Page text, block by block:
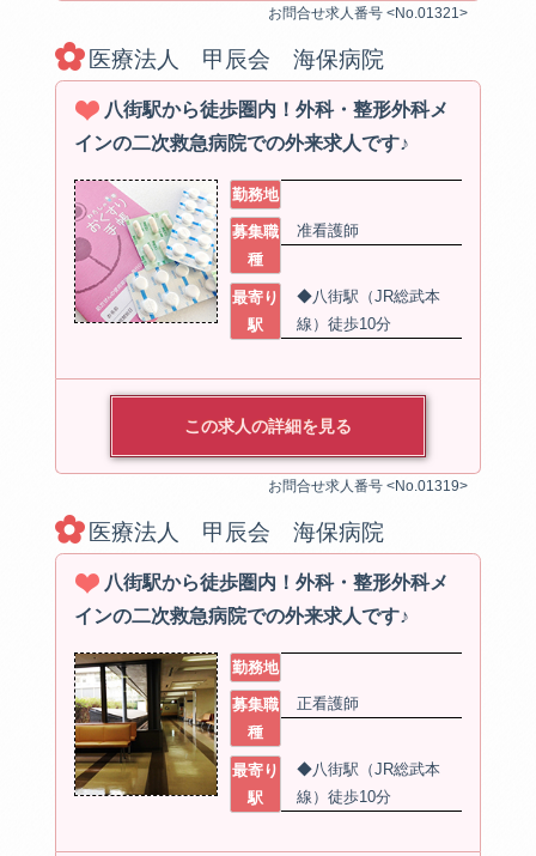
お問合せ求人番号 <No.01321>
医療法人 甲辰会 海保病院
八街駅から徒歩圏内！外科・整形外科メ
インの二次救急病院での外来求人です♪
勤務地
募集職
種
准看護師
最寄り
駅
◆八街駅（JR総武本
線）徒歩10分
この求人の詳細を見る
お問合せ求人番号 <No.01319>
医療法人 甲辰会 海保病院
八街駅から徒歩圏内！外科・整形外科メ
インの二次救急病院での外来求人です♪
勤務地
募集職
種
正看護師
最寄り
駅
◆八街駅（JR総武本
線）徒歩10分